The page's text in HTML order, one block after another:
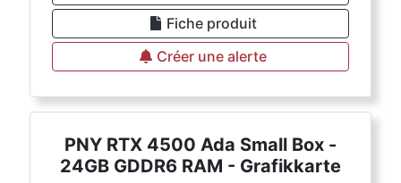
Fiche produit
Créer une alerte
PNY RTX 4500 Ada Small Box -
24GB GDDR6 RAM - Grafikkarte